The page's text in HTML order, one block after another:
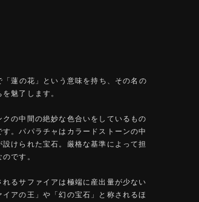
「蓮の花」という意味を持ち、その名の
魅了します。
の中間の絶妙な色合いをしているもの
。パパラチャはカラードストーンの中
けられた宝石。厳格な基準によって担
です。
れるサファイアは極端に産出量が少ない
アの王」や「幻の宝石」と称されるほ